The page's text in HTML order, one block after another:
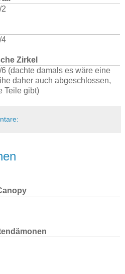
4
Zirkel
(dachte damals es wäre eine
daher auch abgeschlossen,
Teile gibt)